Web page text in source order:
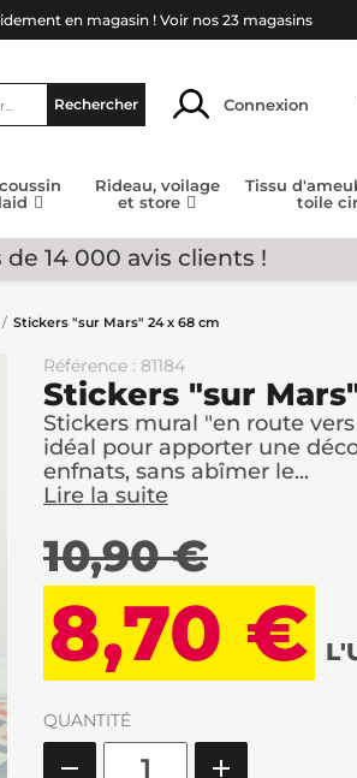
en magasin ! Voir nos 23 magasins
Rechercher Connexion
Rideau, voilage
et store
Tissu
toile
de 14 000 avis clients !
Stickers "sur Mars" 24 x 68 cm
Référence : 81184
Stickers "sur
Stickers mural "en route
idéal pour apporter une
enfnats, sans abîmer le...
Lire la suite
10,90 €
8,70 €
QUANTITÉ